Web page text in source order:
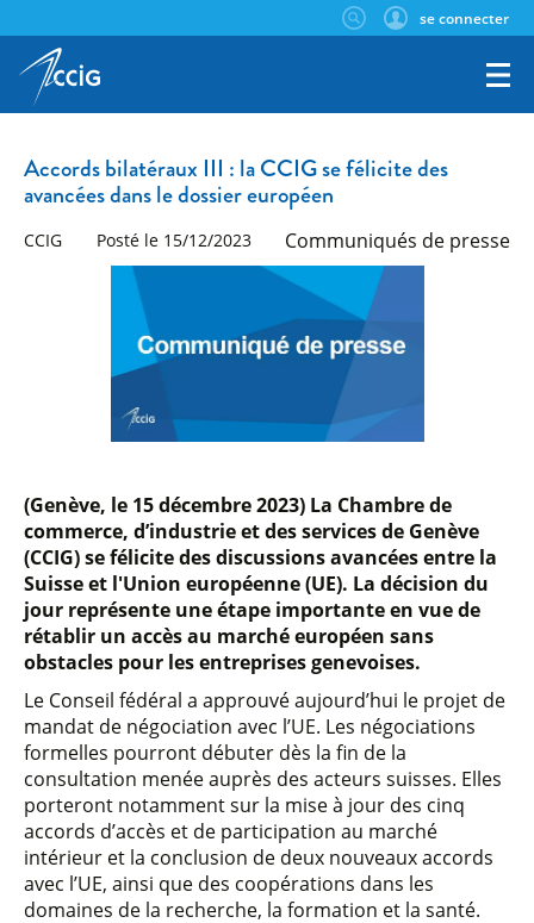
se connecter
Accords bilatéraux III : la CCIG se félicite des
avancées dans le dossier européen
CCIG Posté le 15/12/2023 Communiqués de presse
(Genève, le 15 décembre 2023) La Chambre de
commerce, d’industrie et des services de Genève
(CCIG) se félicite des discussions avancées entre la
Suisse et l'Union européenne (UE). La décision du
jour représente une étape importante en vue de
rétablir un accès au marché européen sans
obstacles pour les entreprises genevoises.
Le Conseil fédéral a approuvé aujourd’hui le projet de
mandat de négociation avec l’UE. Les négociations
formelles pourront débuter dès la fin de la
consultation menée auprès des acteurs suisses. Elles
porteront notamment sur la mise à jour des cinq
accords d’accès et de participation au marché
intérieur et la conclusion de deux nouveaux accords
avec l’UE, ainsi que des coopérations dans les
domaines de la recherche, la formation et la santé.